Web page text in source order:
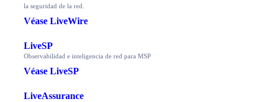
la seguridad de la red.
Véase LiveWire
LiveSP
Observabilidad e inteligencia de red para MSP
Véase LiveSP
LiveAssurance